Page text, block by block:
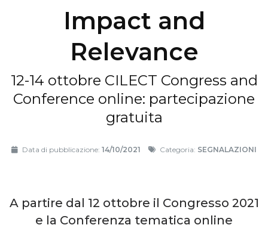
Impact and
Relevance
12-14 ottobre CILECT Congress and
Conference online: partecipazione
gratuita
Data di pubblicazione: 14/10/2021 Categoria: SEGNALAZIONI
A partire dal 12 ottobre il Congresso 2021
e la Conferenza tematica online